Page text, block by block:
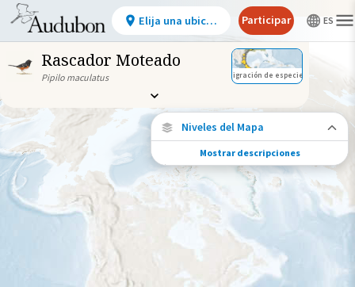
Rascador Moteado
Pipilo maculatus Migración de especies
Niveles del Mapa
Migración de especies
Vea dónde viaja esta especie durante todo
el año.
Ave monitoreada
individualmente (alta
precisión)
Viaje de un pájaro rastreado
Mostrar descripciones
Elija una ubicación Participar